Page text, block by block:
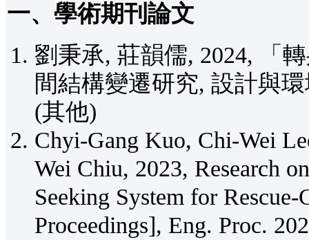
一、學術期刊論文
劉秉承, 莊韻儒, 2024, 「
間結構變遷研究, 設計與
(其他)
Chyi-Gang Kuo, Chi-Wei
Wei Chiu, 2023, Research
Seeking System for
Proceedings], Eng. Proc.